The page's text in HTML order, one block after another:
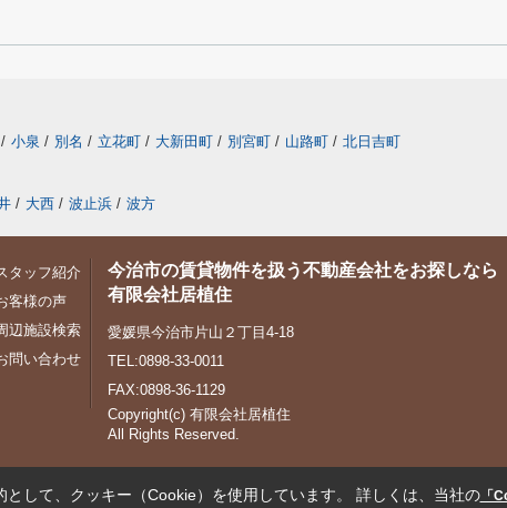
/ 小泉 / 別名 / 立花町 / 大新田町 / 別宮町 / 山路町 / 北日吉町
/ 大西 / 波止浜 / 波方
タッフ紹介
客様の声
辺施設検索
問い合わせ
今治市の賃貸物件を扱う不動産会社をお探しなら
有限会社居植住
愛媛県今治市片山２丁目4-18
TEL:0898-33-0011
FAX:0898-36-1129
Copyright(c) 有限会社居植住
All Rights Reserved.
して、クッキー（Cookie）を使用しています。 詳しくは、当社の「